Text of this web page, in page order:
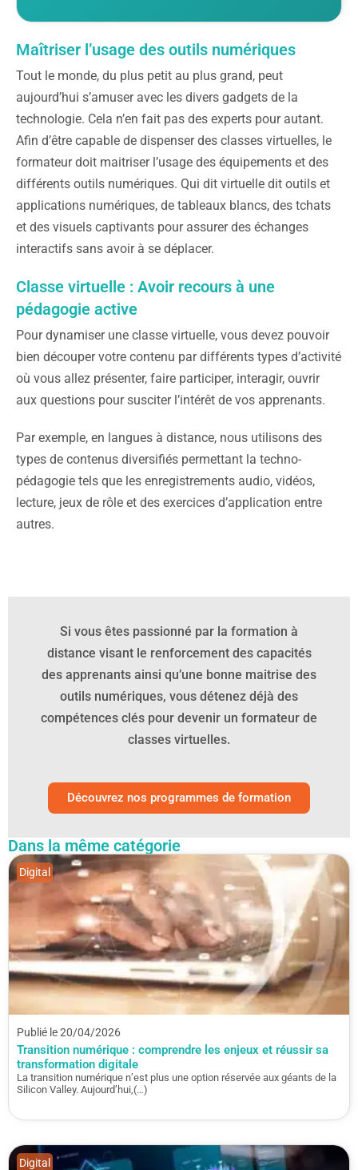
Maîtriser l’usage des outils numériques
Tout le monde, du plus petit au plus grand, peut
aujourd’hui s’amuser avec les divers gadgets de la
technologie. Cela n’en fait pas des experts pour autant.
Afin d’être capable de dispenser des classes virtuelles, le
formateur doit maitriser l’usage des équipements et des
différents outils numériques. Qui dit virtuelle dit outils et
applications numériques, de tableaux blancs, des tchats
et des visuels captivants pour assurer des échanges
interactifs sans avoir à se déplacer.
Classe virtuelle : Avoir recours à une
pédagogie active
Pour dynamiser une classe virtuelle, vous devez pouvoir
bien découper votre contenu par différents types d’activité
où vous allez présenter, faire participer, interagir, ouvrir
aux questions pour susciter l’intérêt de vos apprenants.
Par exemple, en langues à distance, nous utilisons des
types de contenus diversifiés permettant la techno-
pédagogie tels que les enregistrements audio, vidéos,
lecture, jeux de rôle et des exercices d’application entre
autres.
Si vous êtes passionné par la formation à
distance visant le renforcement des capacités
des apprenants ainsi qu’une bonne maitrise des
outils numériques, vous détenez déjà des
compétences clés pour devenir un formateur de
classes virtuelles.
Découvrez nos programmes de formation
Dans la même catégorie
Publié le 20/04/2026
Transition numérique : comprendre les enjeux et réussir sa
transformation digitale
La transition numérique n’est plus une option réservée aux géants de la
Silicon Valley. Aujourd’hui,(…)
Digital
Digital